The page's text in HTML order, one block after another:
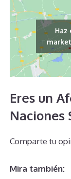
Haz
Eres un
Naciones
Comparte tu
Mira también: